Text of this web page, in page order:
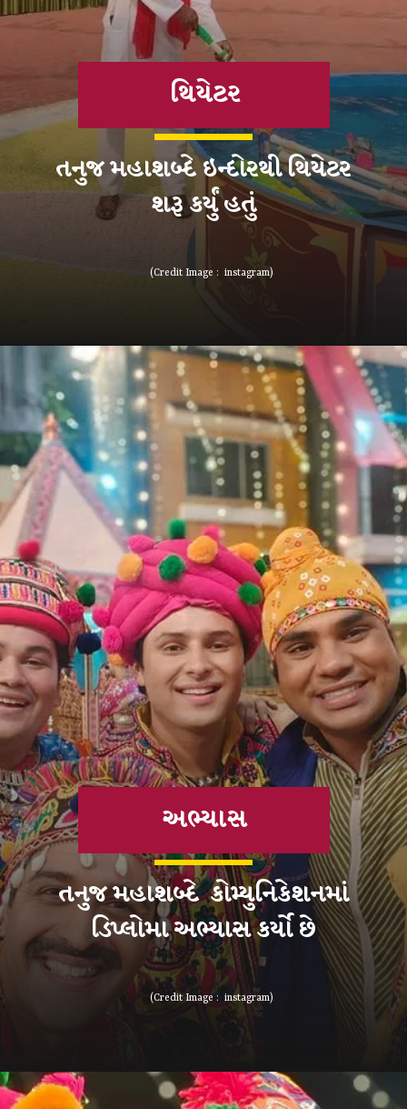
તનુજ મહાશબ્દે ઇન્દોરથી થિયેટર
શરૂ કર્યું હતું
થિયેટર
(Credit Image : instagram)
તનુજ મહાશબ્દે કોમ્યુનિકેશનમાં
ડિપ્લોમા અભ્યાસ કર્યો છે
અભ્યાસ
(Credit Image : instagram)